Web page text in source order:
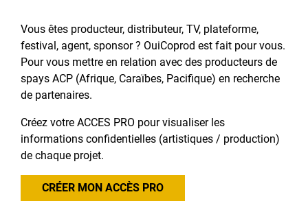
Vous êtes producteur, distributeur, TV, plateforme,
festival, agent, sponsor ? OuiCoprod est fait pour vous.
Pour vous mettre en relation avec des producteurs de
spays ACP (Afrique, Caraïbes, Pacifique) en recherche
de partenaires.
Créez votre ACCES PRO pour visualiser les
informations confidentielles (artistiques / production)
de chaque projet.
CRÉER MON ACCÈS PRO